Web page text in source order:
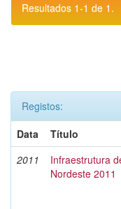
Resultados 1-1 de 1.
Registos:
Data
Título
2011
Infraestrutura
Nordeste 2011